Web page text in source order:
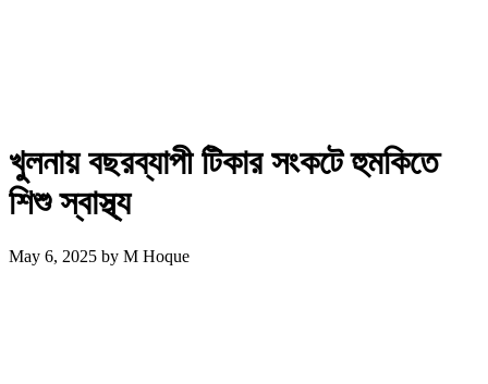
খুলনায় বছরব্যাপী টিকার সংকটে হুমকিতে
শিশু স্বাস্থ্য
May 6, 2025 by M Hoque